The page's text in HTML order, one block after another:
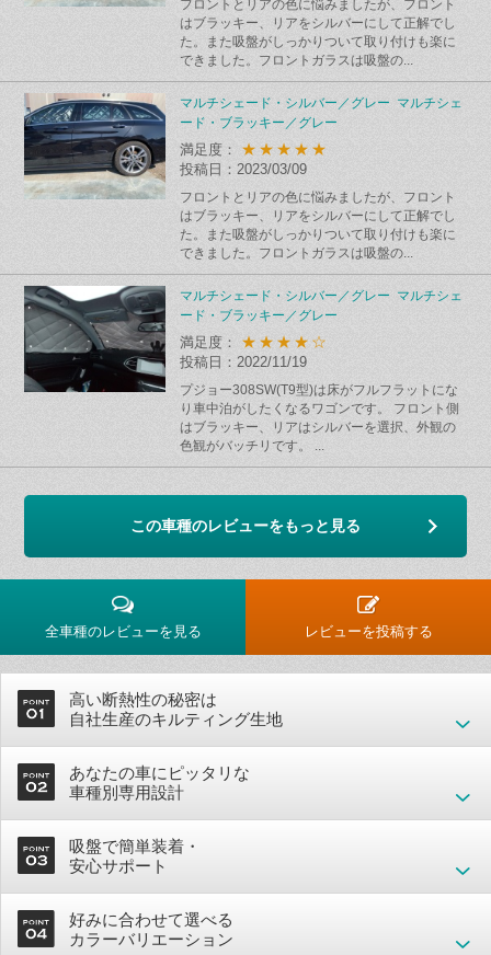
フロントとリアの色に悩みましたが、フロント
はブラッキー、リアをシルバーにして正解でし
た。また吸盤がしっかりついて取り付けも楽に
できました。フロントガラスは吸盤の...
マルチシェード・シルバー／グレー マルチシェ
ード・ブラッキー／グレー
満足度： ★★★★★
投稿日：2023/03/09
フロントとリアの色に悩みましたが、フロント
はブラッキー、リアをシルバーにして正解でし
た。また吸盤がしっかりついて取り付けも楽に
できました。フロントガラスは吸盤の...
マルチシェード・シルバー／グレー マルチシェ
ード・ブラッキー／グレー
満足度： ★★★★☆
投稿日：2022/11/19
プジョー308SW(T9型)は床がフルフラットにな
り車中泊がしたくなるワゴンです。 フロント側
はブラッキー、リアはシルバーを選択、外観の
色観がバッチリです。 ...
この車種のレビューをもっと見る
全車種のレビューを見る レビューを投稿する
高い断熱性の秘密は
自社生産のキルティング生地
あなたの車にピッタリな
車種別専用設計
吸盤で簡単装着・
安心サポート
好みに合わせて選べる
カラーバリエーション